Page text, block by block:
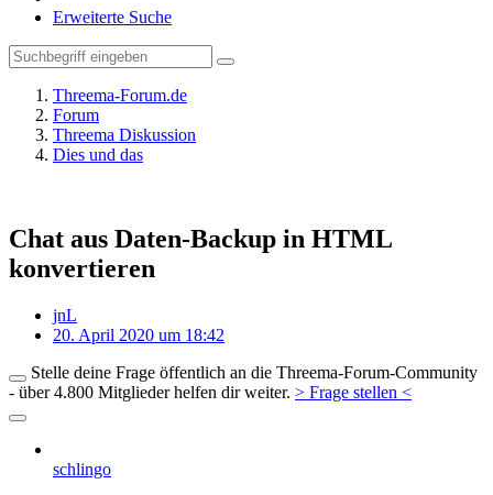
Erweiterte Suche
Threema-Forum.de
Forum
Threema Diskussion
Dies und das
Chat aus Daten-Backup in HTML
konvertieren
jnL
20. April 2020 um 18:42
Stelle deine Frage öffentlich an die Threema-Forum-Community
- über 4.800 Mitglieder helfen dir weiter. > Frage stellen <
schlingo